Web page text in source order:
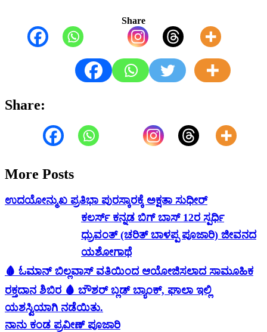
Share
Share:
More Posts
ಉದಯೋನ್ಮುಖ ಪ್ರತಿಭಾ ಪುರಸ್ಕಾರಕ್ಕೆ ಅಕ್ಷತಾ ಸುಧೀರ್
ಕಲರ್ಸ್ ಕನ್ನಡ ಬಿಗ್ ಬಾಸ್ 12ರ ಸ್ಪರ್ಧಿ
ಧ್ರುವಂತ್ (ಚರಿತ್ ಬಾಳಪ್ಪ ಪೂಜಾರಿ) ಜೀವನದ
ಯಶೋಗಾಥೆ
🩸 ಓಮಾನ್ ಬಿಲ್ಲವಾಸ್ ವತಿಯಿಂದ ಆಯೋಜಿಸಲಾದ ಸಾಮೂಹಿಕ
ರಕ್ತದಾನ ಶಿಬಿರ 🩸 ಬೌಶರ್ ಬ್ಲಡ್ ಬ್ಯಾಂಕ್, ಘಾಲಾ ಇಲ್ಲಿ
ಯಶಸ್ವಿಯಾಗಿ ನಡೆಯಿತು.
ನಾನು ಕಂಡ ಪ್ರವೀಣ್ ಪೂಜಾರಿ